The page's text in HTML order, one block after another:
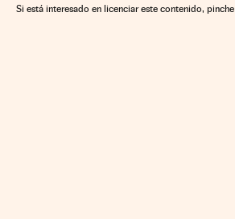
Si está interesado en licenciar este contenido, pinche